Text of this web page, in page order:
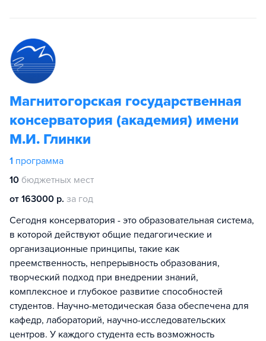
Магнитогорская государственная
консерватория (академия) имени
М.И. Глинки
1 программа
10 бюджетных мест
от 163000 р. за год
Сегодня консерватория - это образовательная система,
в которой действуют общие педагогические и
организационные принципы, такие как
преемственность, непрерывность образования,
творческий подход при внедрении знаний,
комплексное и глубокое развитие способностей
студентов. Научно-методическая база обеспечена для
кафедр, лабораторий, научно-исследовательских
центров. У каждого студента есть возможность